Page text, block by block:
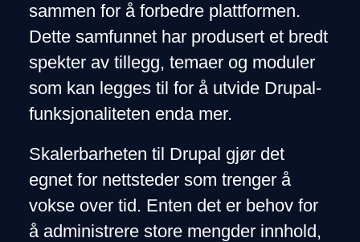
sammen for å forbedre plattformen.
Dette samfunnet har produsert et bredt
spekter av tillegg, temaer og moduler
som kan legges til for å utvide Drupal-
funksjonaliteten enda mer.
Skalerbarheten til Drupal gjør det
egnet for nettsteder som trenger å
vokse over tid. Enten det er behov for
å administrere store mengder innhold,